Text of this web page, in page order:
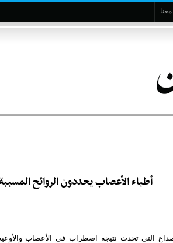
أطباء الأعصاب يحددون الروائح
التي تحدث نتيجة اضطراب في الأعصاب